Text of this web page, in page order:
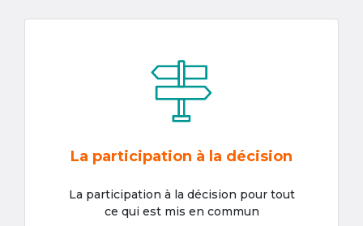
La participation à la décision
La participation à la décision pour tout
ce qui est mis en commun